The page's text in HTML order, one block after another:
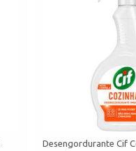
Desengordurante Cif